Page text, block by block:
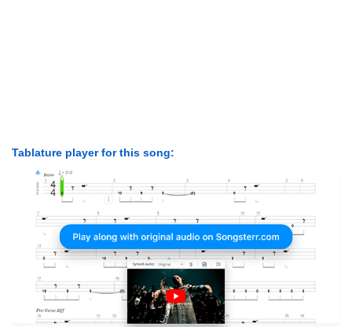
Tablature player for this song: